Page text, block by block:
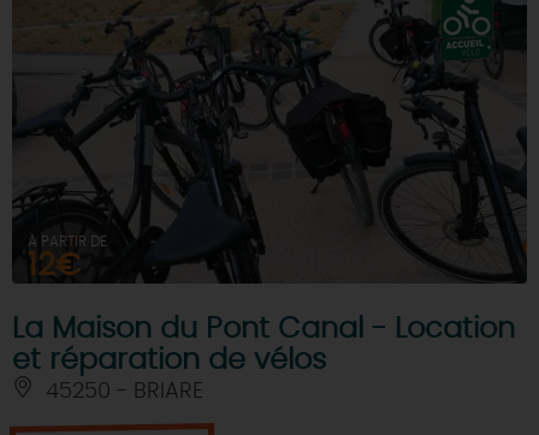
À PARTIR DE
12€
La Maison du Pont Canal - Location
et réparation de vélos
45250 - BRIARE